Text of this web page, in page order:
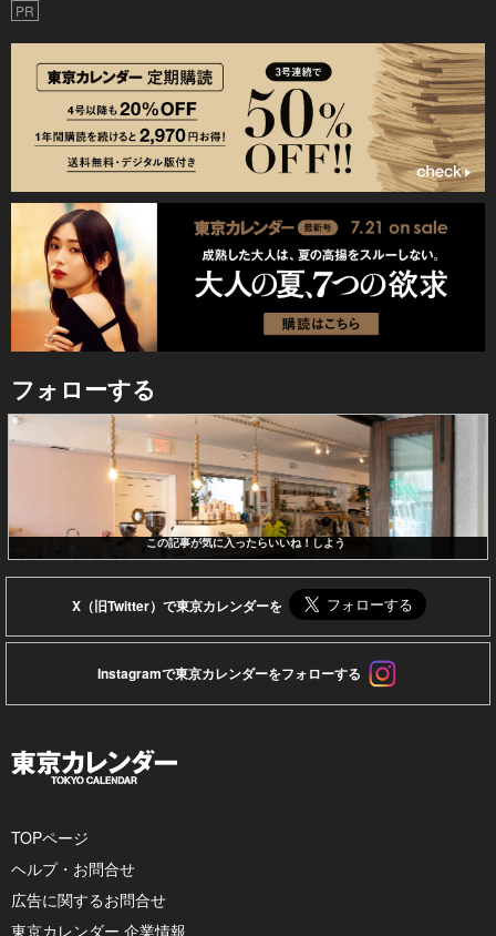
PR
フォローする
この記事が気に入ったらいいね！しよう
X（旧Twitter）で東京カレンダーを
Instagramで東京カレンダーをフォローする
TOPページ
ヘルプ・お問合せ
広告に関するお問合せ
東京カレンダー 企業情報